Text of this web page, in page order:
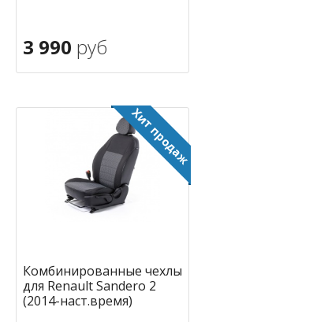
3 990 руб
Комбинированные чехлы
для Renault Sandero 2
(2014-наст.время)